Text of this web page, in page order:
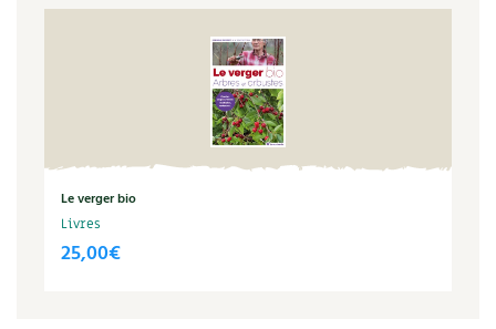
Décoration et petit bricolage
Santé et bien-être
Le verger bio
Livres
25,00€